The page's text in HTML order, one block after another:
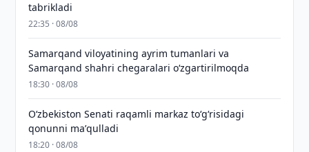
tabrikladi
22:35 · 08/08
Samarqand viloyatining ayrim tumanlari va
Samarqand shahri chegaralari oʻzgartirilmoqda
18:30 · 08/08
Oʻzbekiston Senati raqamli markaz toʻgʻrisidagi
qonunni maʼqulladi
18:20 · 08/08